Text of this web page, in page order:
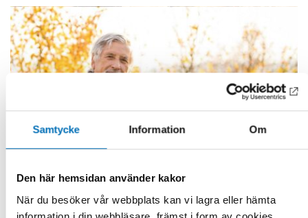
Samtycke Information Om
Den här hemsidan använder kakor
När du besöker vår webbplats kan vi lagra eller hämta